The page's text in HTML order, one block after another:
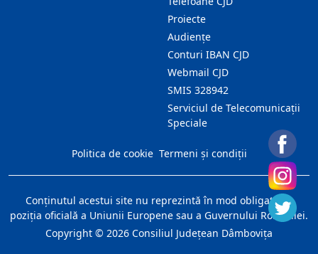
Proiecte
Audienţe
Conturi IBAN CJD
Webmail CJD
SMIS 328942
Serviciul de Telecomunicații
Speciale
Politica de cookie Termeni și condiții
Conţinutul acestui site nu reprezintă în mod obligatoriu
poziţia oficială a Uniunii Europene sau a Guvernului României.
Copyright © 2026 Consiliul Judeţean Dâmboviţa